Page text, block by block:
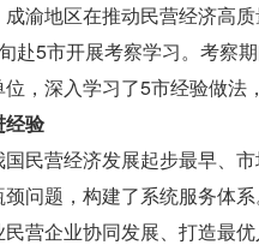
地区在推动民营经济高质
赴5市开展考察学习。考察
，深入学习了5市经验做法
验
营经济发展起步最早、市
问题，构建了系统服务体
营企业协同发展、打造最